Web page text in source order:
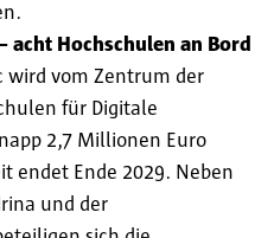
acht Hochschulen an Bord
wird vom Zentrum der
für Digitale
2,7 Millionen Euro
endet Ende 2029. Neben
und der